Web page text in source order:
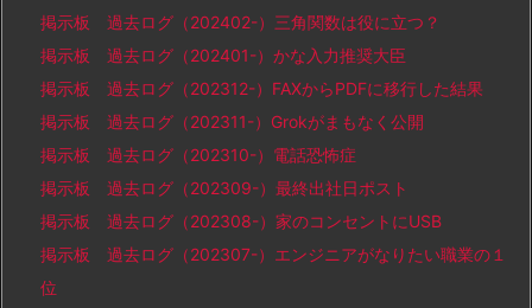
掲示板 過去ログ（202402-）三角関数は役に立つ？
掲示板 過去ログ（202401-）かな入力推奨大臣
掲示板 過去ログ（202312-）FAXからPDFに移行した結果
掲示板 過去ログ（202311-）Grokがまもなく公開
掲示板 過去ログ（202310-）電話恐怖症
掲示板 過去ログ（202309-）最終出社日ポスト
掲示板 過去ログ（202308-）家のコンセントにUSB
掲示板 過去ログ（202307-）エンジニアがなりたい職業の１
位